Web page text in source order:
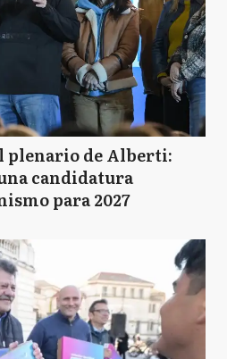
plenario de Alberti:
candidatura
para 2027